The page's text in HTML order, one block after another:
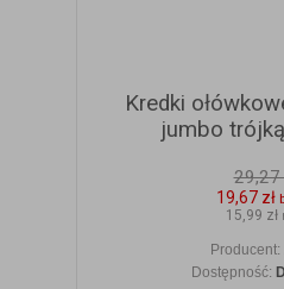
Kredki
jumbo
29,27
19,67 zł
15,99 zł
Producent:
Dostępność: